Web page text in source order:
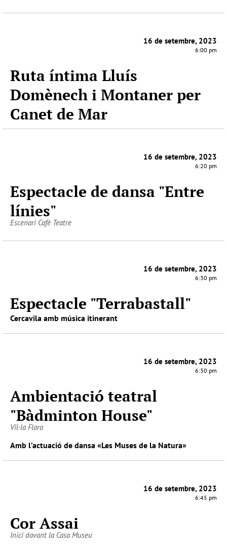
16 de setembre, 2023
6:00 pm
Ruta íntima Lluís
Domènech i Montaner per
Canet de Mar
16 de setembre, 2023
6:20 pm
Espectacle de dansa "Entre
línies"
Escenari Cafè Teatre
16 de setembre, 2023
6:30 pm
Espectacle "Terrabastall"
Cercavila amb música itinerant
16 de setembre, 2023
6:30 pm
Ambientació teatral
"Bàdminton House"
Vil·la Flora
Amb l’actuació de dansa «Les Muses de la Natura»
16 de setembre, 2023
6:45 pm
Cor Assai
Inici davant la Casa Museu